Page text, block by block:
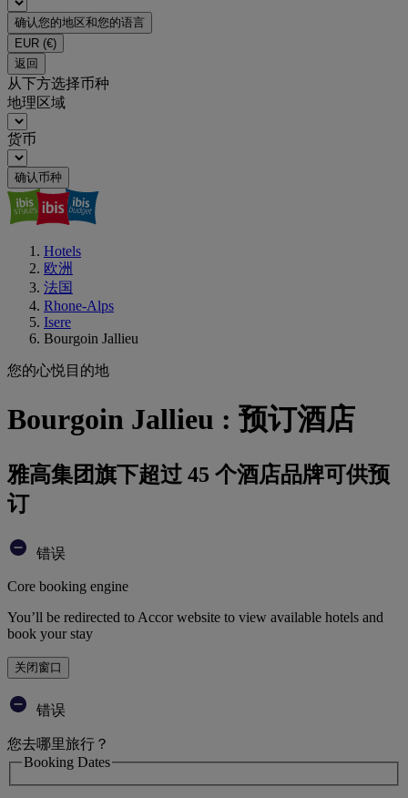
确认您的地区和您的语言
EUR (€)
返回
从下方选择币种
地理区域
货币
确认币种
Hotels
欧洲
法国
Rhone-Alps
Isere
Bourgoin Jallieu
您的心悦目的地
Bourgoin Jallieu : 预订酒店
雅高集团旗下超过 45 个酒店品牌可供预
订
错误
Core booking engine
You’ll be redirected to Accor website to view available hotels and
book your stay
关闭窗口
错误
您去哪里旅行？
Booking Dates